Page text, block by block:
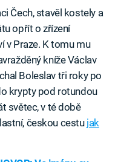
Čech, stavěl kostely a
opřít o zřízení
v Praze. K tomu mu
kníže Václav
Boleslav tři roky po
krypty pod rotundou
světec, v té době
českou cestu jak